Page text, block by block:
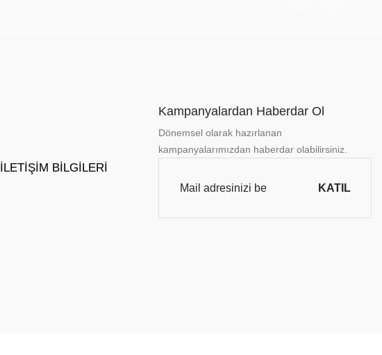
İLETIŞIM BILGILERI
Kampanyalardan Haberdar Ol
Dönemsel olarak hazırlanan
kampanyalarımızdan haberdar olabilirsiniz.